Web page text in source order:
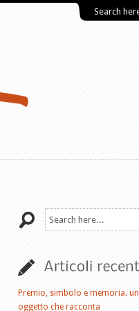
Premio, simbolo e memoria. un
oggetto che racconta